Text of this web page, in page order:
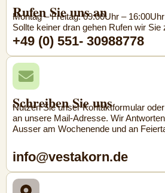
Rufen Sie uns an
Montag – Freitag: 09:00Uhr – 16:00Uhr
Sollte keiner dran gehen Rufen wir Sie
+49 (0) 551- 30988778
Schreiben Sie uns
Nutzen Sie unser Kontaktformular
an unsere Mail-Adresse. Wir
Ausser am Wochenende und an
info@vestakorn.de